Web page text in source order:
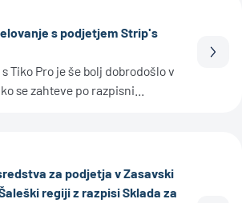
s podjetjem Strip's
Tiko Pro je še bolj dobrodošlo v
se zahteve po razpisni...
za podjetja v Zasavski
regiji z razpisi Sklada za